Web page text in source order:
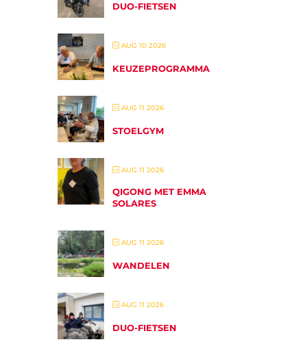
DUO-FIETSEN
AUG 10 2026
KEUZEPROGRAMMA
AUG 11 2026
STOELGYM
AUG 11 2026
QIGONG MET EMMA
SOLARES
AUG 11 2026
WANDELEN
AUG 11 2026
DUO-FIETSEN